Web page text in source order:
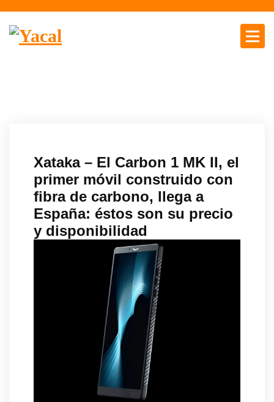
Xataka – El Carbon 1 MK II, el
primer móvil construido con
fibra de carbono, llega a
España: éstos son su precio
y disponibilidad